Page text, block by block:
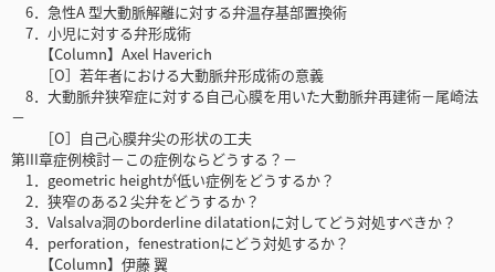
6．急性A 型大動脈解離に対する弁温存基部置換術
7．小児に対する弁形成術
【Column】Axel Haverich
［O］若年者における大動脈弁形成術の意義
8．大動脈弁狭窄症に対する自己心膜を用いた大動脈弁再建術－尾崎法
－
［O］自己心膜弁尖の形状の工夫
第III章症例検討－この症例ならどうする？－
1．geometric heightが低い症例をどうするか？
2．狭窄のある2 尖弁をどうするか？
3．Valsalva洞のborderline dilatationに対してどう対処すべきか？
4．perforation，fenestrationにどう対処するか？
【Column】伊藤 翼